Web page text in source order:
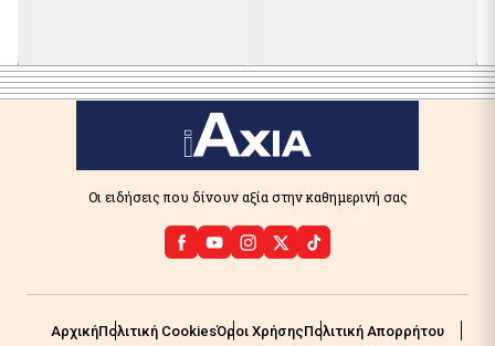
Οι ειδήσεις που δίνουν αξία στην καθημερινή σας
ΑρχικήΠολιτική CookiesΌροι ΧρήσηςΠολιτική Απορρήτου